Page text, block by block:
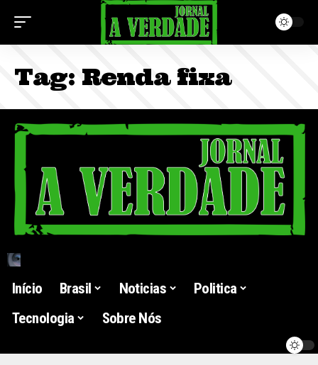
Tag: Renda fixa
Início Brasil Noticias
Politica
Tecnologia
Sobre Nós